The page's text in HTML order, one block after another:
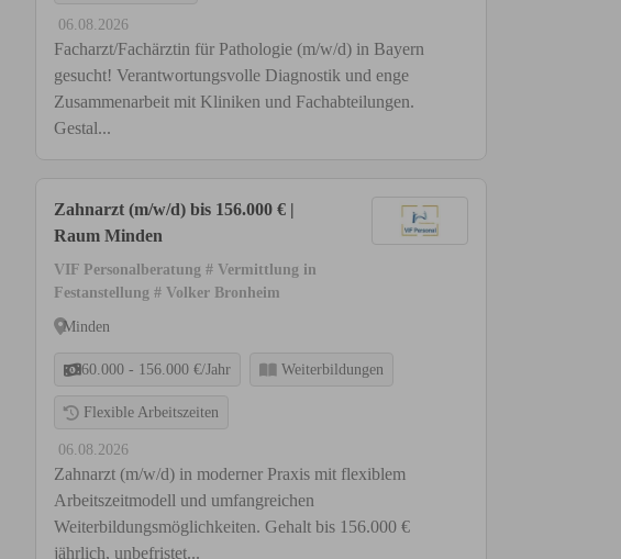
06.08.2026
Facharzt/Fachärztin für Pathologie (m/w/d) in Bayern
gesucht! Verantwortungsvolle Diagnostik und enge
Zusammenarbeit mit Kliniken und Fachabteilungen.
Gestal...
Zahnarzt (m/w/d) bis 156.000 € |
Raum Minden
VIF Personalberatung # Vermittlung in
Festanstellung # Volker Bronheim
Minden
60.000 - 156.000 €/Jahr Weiterbildungen
Flexible Arbeitszeiten
06.08.2026
Zahnarzt (m/w/d) in moderner Praxis mit flexiblem
Arbeitszeitmodell und umfangreichen
Weiterbildungsmöglichkeiten. Gehalt bis 156.000 €
jährlich, unbefristet...